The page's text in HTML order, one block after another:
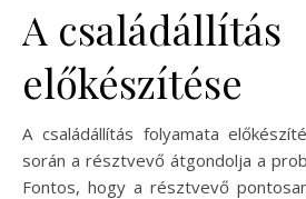
A családállítás
előkészítése
A családállítás folyamata
során a résztvevő átgondolja a
Fontos, hogy a résztvevő